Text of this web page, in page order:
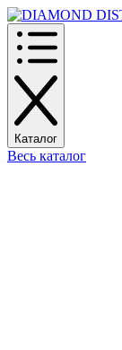
Каталог
Весь каталог